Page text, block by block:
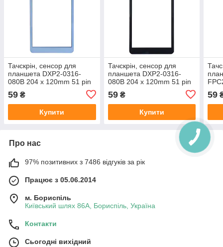
Тачскрін, сенсор для
планшета DXP2-0316-
080B 204 x 120mm 51 pin
59 ₴
Купити
Тачскрін, сенсор для
планшета DXP2-0316-
080B 204 x 120mm 51 pin
59₴
Купити
59
Про нас
97% позитивних з 7486 відгуків за рік
Працює з 05.06.2014
м. Бориспіль
Київський шлях 86А, Бориспіль, Україна
Контакти
Сьогодні вихідний